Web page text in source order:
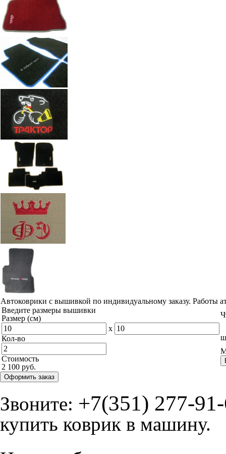
Автоковрики с вышивкой по индивидуальному заказу. Работы
Введите размеры вышивки
Размер (см)
Кол-во
Стоимость
2 100 руб.
Оформить заказ
Звоните:
купить коврик в машину.
Наши работы